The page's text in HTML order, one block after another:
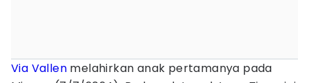
Via Vallen melahirkan anak pertamanya pada